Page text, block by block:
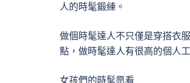
人的時髦鍛練。
做個時髦達人不只僅是穿搭衣
點，做時髦達人有很高的個人
女孩們的時髦愿看